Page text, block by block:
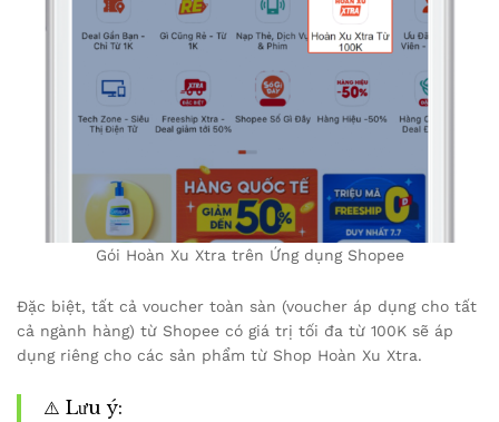
Gói Hoàn Xu Xtra trên Ứng dụng Shopee
Đặc biệt, tất cả voucher toàn sàn (voucher áp dụng cho tất
cả ngành hàng) từ Shopee có giá trị tối đa từ 100K sẽ áp
dụng riêng cho các sản phẩm từ Shop Hoàn Xu Xtra.
⚠️ Lưu ý: